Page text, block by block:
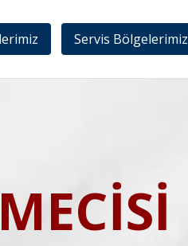
Servis Bölgelerimiz